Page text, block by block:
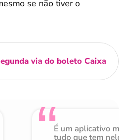
se não tiver o
via do boleto Caixa
É um aplicativo
tudo que tem nele